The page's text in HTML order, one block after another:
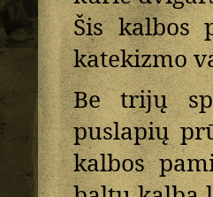
Šis kalbos
katekizmo
Be trijų
puslapių
kalbos